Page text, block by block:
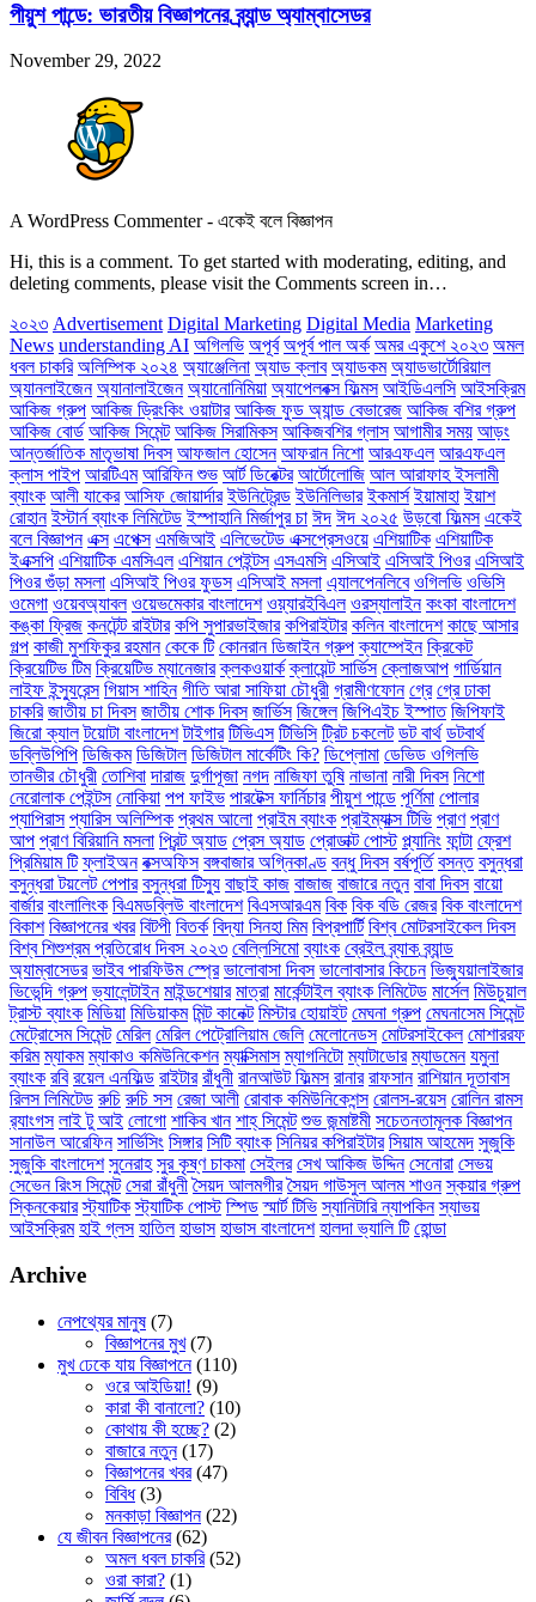
পীয়ুশ পান্ডে: ভারতীয় বিজ্ঞাপনের ব্র্যান্ড অ্যাম্বাসেডর
November 29, 2022
A WordPress Commenter- একেই বলে বিজ্ঞাপন
Hi, this is a comment. To get started with moderating, editing, and
deleting comments, please visit the Comments screen in…
২০২৩ Advertisement Digital Marketing Digital Media Marketing
News understanding AI অগিলভি অপূর্ব অপূর্ব পাল অর্ক অমর একুশে ২০২৩ অমল
ধবল চাকরি অলিম্পিক ২০২৪ অ্যাঞ্জেলিনা অ্যাড ক্লাব অ্যাডকম অ্যাডভার্টোরিয়াল
অ্যানলাইজেন অ্যানালাইজেন অ্যানোনিমিয়া অ্যাপেলবক্স ফিল্মস আইডিএলসি আইসক্রিম
আকিজ গ্রুপ আকিজ ড্রিংকিং ওয়াটার আকিজ ফুড অ্যান্ড বেভারেজ আকিজ বশির গ্রুপ
আকিজ বোর্ড আকিজ সিমেন্ট আকিজ সিরামিকস আকিজবশির গ্লাস আগামীর সময় আড়ং
আন্তর্জাতিক মাতৃভাষা দিবস আফজাল হোসেন আফরান নিশো আরএফএল আরএফএল
ক্লাস পাইপ আরটিএম আরিফিন শুভ আর্ট ডিরেক্টর আর্টোলোজি আল আরাফাহ ইসলামী
ব্যাংক আলী যাকের আসিফ জোয়ার্দার ইউনিট্রেন্ড ইউনিলিভার ইকমার্স ইয়ামাহা ইয়াশ
রোহান ইস্টার্ন ব্যাংক লিমিটেড ইস্পাহানি মির্জাপুর চা ঈদ ঈদ ২০২৫ উড়বো ফিল্মস একেই
বলে বিজ্ঞাপন এক্স এপেক্স এমজিআই এলিভেটেড এক্সপ্রেসওয়ে এশিয়াটিক এশিয়াটিক
ইএক্সপি এশিয়াটিক এমসিএল এশিয়ান পেইন্টস এসএমসি এসিআই এসিআই পিওর এসিআই
পিওর গুঁড়া মসলা এসিআই পিওর ফুডস এসিআই মসলা এ্যালপেনলিবে ওগিলভি ওভিসি
ওমেগা ওয়েবঅ্যাবল ওয়েভমেকার বাংলাদেশ ওয়্যারইবিএল ওরস্যালাইন কংকা বাংলাদেশ
কঙ্কা ফ্রিজ কনটেন্ট রাইটার কপি সুপারভাইজার কপিরাইটার কলিন বাংলাদেশ কাছে আসার
গল্প কাজী মুশফিকুর রহমান কেকে টি কোনরান ডিজাইন গ্রুপ ক্যাম্পেইন ক্রিকেট
ক্রিয়েটিভ টিম ক্রিয়েটিভ ম্যানেজার ক্লকওয়ার্ক ক্লায়েন্ট সার্ভিস ক্লোজআপ গার্ডিয়ান
লাইফ ইন্স্যুরেন্স গিয়াস শাহিন গীতি আরা সাফিয়া চৌধুরী গ্রামীণফোন গ্রে গ্রে ঢাকা
চাকরি জাতীয় চা দিবস জাতীয় শোক দিবস জার্ভিস জিঙ্গেল জিপিএইচ ইস্পাত জিপিফাই
জিরো ক্যাল টয়োটা বাংলাদেশ টাইগার টিভিএস টিভিসি ট্রিট চকলেট ডট বার্থ ডটবার্থ
ডব্লিউপিপি ডিজিকম ডিজিটাল ডিজিটাল মার্কেটিং কি? ডিপ্লোমা ডেভিড ওগিলভি
তানভীর চৌধুরী তোশিবা দারাজ দুর্গাপূজা নগদ নাজিফা তুষি নাভানা নারী দিবস নিশো
নেরোলাক পেইন্টস নোকিয়া পপ ফাইভ পারটেক্স ফার্নিচার পীয়ুশ পান্ডে পূর্ণিমা পোলার
প্যাপিরাস প্যারিস অলিম্পিক প্রথম আলো প্রাইম ব্যাংক প্রাইম্যাক্স টিভি প্রাণ প্রাণ
আপ প্রাণ বিরিয়ানি মসলা প্রিন্ট অ্যাড প্রেস অ্যাড প্রোডাক্ট পোস্ট প্ল্যানিং ফান্টা ফ্রেশ
প্রিমিয়াম টি ফ্লাইঅন বক্সঅফিস বঙ্গবাজার অগ্নিকাণ্ড বন্ধু দিবস বর্ষপূর্তি বসন্ত বসুন্ধরা
বসুন্ধরা টয়লেট পেপার বসুন্ধরা টিস্যু বাছাই কাজ বাজাজ বাজারে নতুন বাবা দিবস বায়ো
বার্জার বাংলালিংক বিএমডব্লিউ বাংলাদেশ বিএসআরএম বিক বিক বডি রেজর বিক বাংলাদেশ
বিকাশ বিজ্ঞাপনের খবর বিটপী বিতর্ক বিদ্যা সিনহা মিম বিপ্রপার্টি বিশ্ব মোটরসাইকেল দিবস
বিশ্ব শিশুশ্রম প্রতিরোধ দিবস ২০২৩ বেল্লিসিমো ব্যাংক ব্রেইল ব্র্যাক ব্র্যান্ড
অ্যাম্বাসেডর ভাইব পারফিউম স্প্রে ভালোবাসা দিবস ভালোবাসার কিচেন ভিজ্যুয়ালাইজার
ভিভেন্দি গ্রুপ ভ্যালেন্টাইন মাইন্ডশেয়ার মাত্রা মার্কেন্টাইল ব্যাংক লিমিটেড মার্সেল মিউচুয়াল
ট্রাস্ট ব্যাংক মিডিয়া মিডিয়াকম মিন্ট কানেক্ট মিস্টার হোয়াইট মেঘনা গ্রুপ মেঘনাসেম সিমেন্ট
মেট্রোসেম সিমেন্ট মেরিল মেরিল পেট্রোলিয়াম জেলি মেলোনেডস মোটরসাইকেল মোশাররফ
করিম ম্যাকম ম্যাকাও কমিউনিকেশন ম্যাক্সিমাস ম্যাগনিটো ম্যাটাডোর ম্যাডমেন যমুনা
ব্যাংক রবি রয়েল এনফিল্ড রাইটার রাঁধুনী রানআউট ফিল্মস রানার রাফসান রাশিয়ান দূতাবাস
রিলস লিমিটেড রুচি রুচি সস রেজা আলী রোবাক কমিউনিকেশন্স রোলস-রয়েস রোলিন রামস
র‌্যাংগস লাই টু আই লোগো শাকিব খান শাহ্ সিমেন্ট শুভ জন্মাষ্টমী সচেতনতামূলক বিজ্ঞাপন
সানাউল আরেফিন সার্ভিসিং সিঙ্গার সিটি ব্যাংক সিনিয়র কপিরাইটার সিয়াম আহমেদ সুজুকি
সুজুকি বাংলাদেশ সুনেরাহ সুর কৃষ্ণ চাকমা সেইলর সেখ আকিজ উদ্দিন সেনোরা সেভয়
সেভেন রিংস সিমেন্ট সেরা রাঁধুনী সৈয়দ আলমগীর সৈয়দ গাউসুল আলম শাওন স্কয়ার গ্রুপ
স্কিনকেয়ার স্ট্যাটিক স্ট্যাটিক পোস্ট স্পিড স্মার্ট টিভি স্যানিটারি ন্যাপকিন স্যাভয়
আইসক্রিম হাই গ্লস হাতিল হাভাস হাভাস বাংলাদেশ হালদা ভ্যালি টি হোন্ডা
Archive
নেপথ্যের মানুষ(7)
বিজ্ঞাপনের মুখ(7)
মুখ ঢেকে যায় বিজ্ঞাপনে(110)
ওরে আইডিয়া! (9)
কারা কী বানালো? (10)
কোথায় কী হচ্ছে? (2)
বাজারে নতুন(17)
বিজ্ঞাপনের খবর(47)
বিবিধ(3)
মনকাড়া বিজ্ঞাপন(22)
যে জীবন বিজ্ঞাপনের(62)
অমল ধবল চাকরি(52)
ওরা কারা? (1)